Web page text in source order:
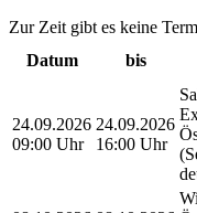
Zur Zeit gibt es keine
Datum
bis
24.09.2026
09:00 Uhr
24.09.2026
16:00 Uhr